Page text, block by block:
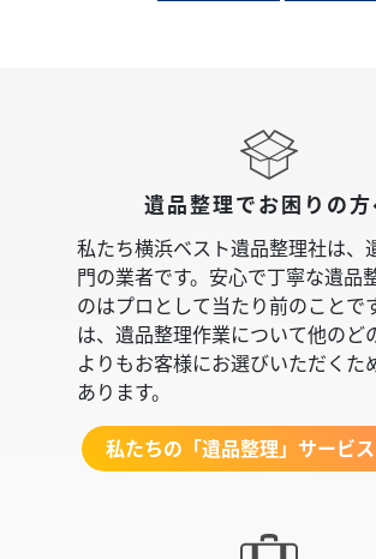
遺品整理でお困りの方
私たち横浜ベスト遺品整理社は、
門の業者です。安心で丁寧な遺品
のはプロとして当たり前のことで
は、遺品整理作業について他のど
よりもお客様にお選びいただくた
あります。
私たちの「遺品整理」サービ